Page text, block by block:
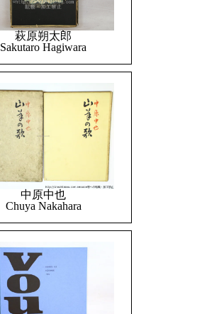
萩原朔太郎
Sakutaro Hagiwara
中原中也
Chuya Nakahara